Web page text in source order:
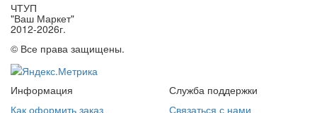
ЧТУП
"Ваш Маркет"
2012-2026г.
© Все права защищены.
Информация
Как оформить заказ
Служба поддержки
Связаться с нами